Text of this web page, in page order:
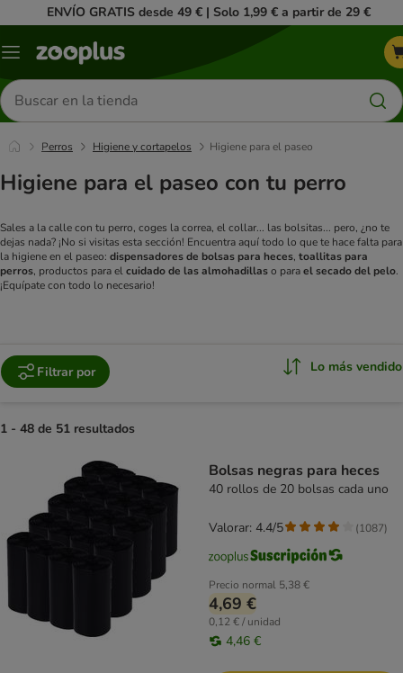
ENVÍO GRATIS desde 49 € | Solo 1,99 € a partir de 29 €
Menú
Buscar
productos
Perros Higiene y cortapelos Higiene para el paseo
Higiene para el paseo con tu perro
Sales a la calle con tu perro, coges la correa, el collar... las bolsitas... pero, ¿no te
dejas nada? ¡No si visitas esta sección! Encuentra aquí todo lo que te hace falta para
la higiene en el paseo: dispensadores de bolsas para heces, toallitas para
perros, productos para elcuidado de las almohadillaso parael secado del pelo.
¡Equípate con todo lo necesario!
Filtrar por Lo más vendido
1 - 48 de 51 resultados
Bolsas negras para heces
40 rollos de 20 bolsas cada uno
Precio normal 5,38 €
4,69 €
0,12 € / unidad
4,46 €
Valorar: 4.4/5 (1087)